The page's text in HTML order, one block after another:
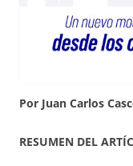
Por Juan Carlos
RESUMEN DEL